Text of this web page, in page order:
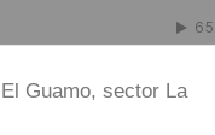
Guamo, sector La